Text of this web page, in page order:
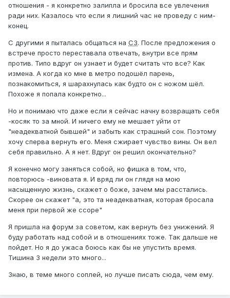
отношения - я конкретно залипла и бросила все увлечения
ради них. Казалось что если я лишний час не проведу с ним-
конец.
С другими я пыталась общаться на СЗ. После предложения о
встрече просто переставала отвечать, внутри все прям
против. Типо вдруг он узнает и будет считать что все? Как
измена. А когда ко мне в метро подошёл парень,
познакомиться, я шарахнулась как будто он с ножом шёл.
Похоже я попала конкретно...
Но и понимаю что даже если я сейчас начну возвращать себя
-косяк то за мной. И ничего ему не мешает уйти от
"неадекватной бывшей" и забыть как страшный сон. Поэтому
хочу сперва вернуть его. Меня сжирает чувство вины. Он вел
себя правильно. А я нет. Вдруг он решил окончательно?
Я конечно могу заняться собой, но фишка в том, что,
повторюсь -виновата я. И вряд ли он глядя на мою
насыщенную жизнь, скажет о боже, зачем мы расстались.
Скорее он скажет "а, это та неадекватная, которая бросала
меня при первой же ссоре"
Я пришла на форум за советом, как вернуть без унижений. Я
буду работать над собой и в отношениях тоже. Так дальше не
пойдет. Но я до ужаса боюсь как бы не упустить время.
Тишина 3 недели это много...
Знаю, в теме много соплей, но лучше писать сюда, чем ему.